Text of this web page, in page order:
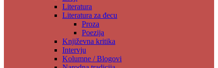
Literatura
Literatura za đecu
Proza
Poezija
Književna kritika
Intervju
Kolumne / Blogovi